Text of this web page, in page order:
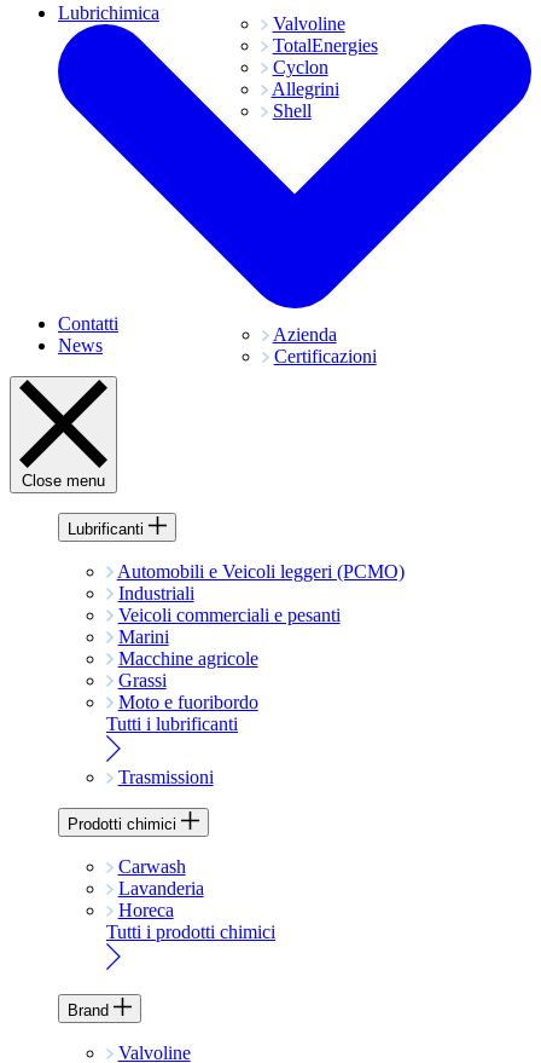
Valvoline
TotalEnergies
Cyclon
Allegrini
Shell
Lubrichimica
Azienda
Certificazioni
Contatti
News
Close menu
Lubrificanti
Automobili e Veicoli leggeri (PCMO)
Industriali
Veicoli commerciali e pesanti
Marini
Macchine agricole
Grassi
Moto e fuoribordo
Tutti i lubrificanti
Trasmissioni
Prodotti chimici
Carwash
Lavanderia
Horeca
Tutti i prodotti chimici
Brand
Valvoline